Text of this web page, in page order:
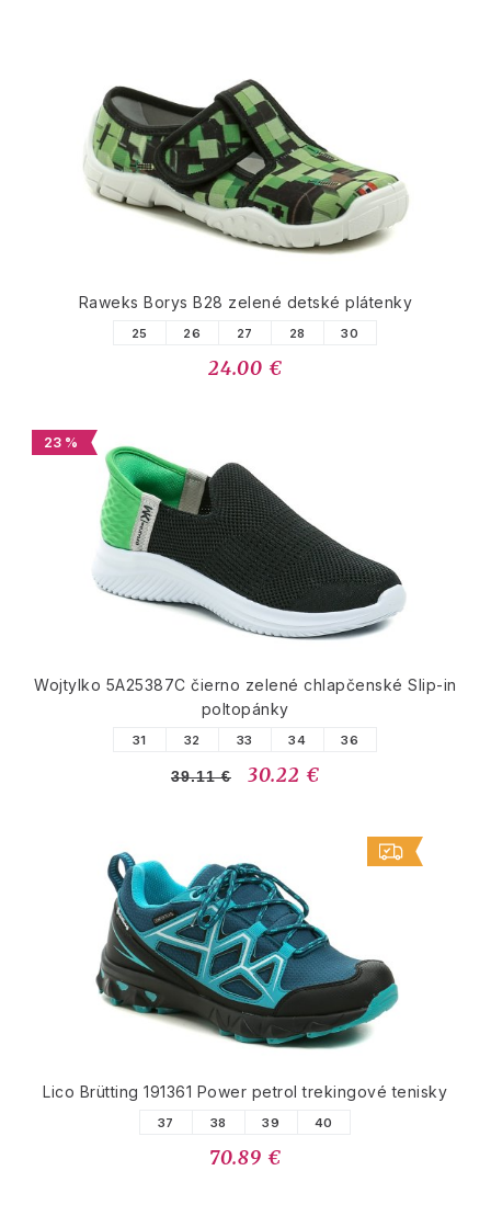
Raweks Borys B28 zelené detské plátenky
25 26 27 28 30
24.00 €
23 %
Wojtylko 5A25387C čierno zelené chlapčenské Slip-in
poltopánky
31 32 33 34 36
39.11 € 30.22 €
Lico Brütting 191361 Power petrol trekingové tenisky
37 38 39 40
70.89 €